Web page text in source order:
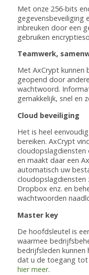
Met onze 256-bits
gegevensbeveiliging
inbreuken door een
gebruiken
Teamwerk,
Met AxCrypt kunnen
geopend door
wachtwoord.
gemakkelijk, snel en
Cloud beveiliging
Het is heel
bereiken. AxCrypt
en maakt daar een
automatisch uw
cloudopslagdiensten
Dropbox enz. en
wachtwoorden
Master key
De hoofdsleutel is
waarmee
bedrijfsleden kunnen
dat u de toegang tot
hier meer.